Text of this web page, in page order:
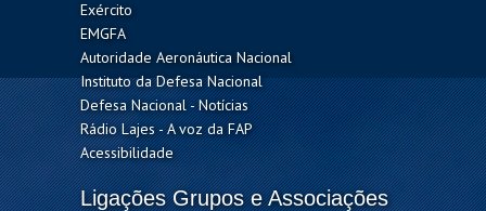
Exército
EMGFA
Autoridade Aeronáutica Nacional
Instituto da Defesa Nacional
Defesa Nacional - Notícias
Rádio Lajes - A voz da FAP
Acessibilidade
Ligações Grupos e Associações